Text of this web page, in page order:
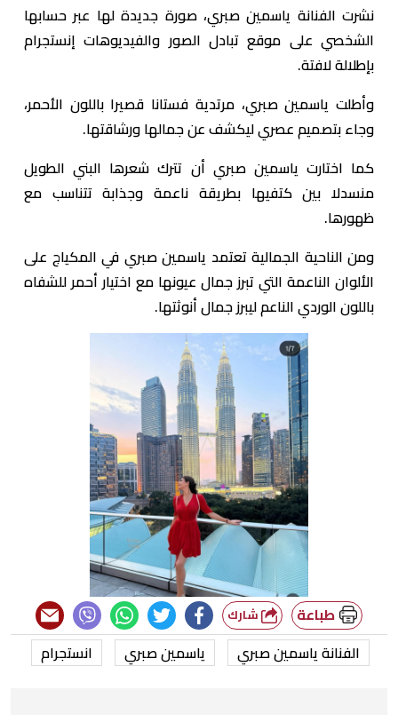
نشرت الفنانة ياسمين صبري، صورة جديدة لها عبر حسابها
الشخصي على موقع تبادل الصور والفيديوهات إنستجرام
بإطلالة لافتة.
وأطلت ياسمين صبري، مرتدية فستانا قصيرا باللون الأحمر،
وجاء بتصميم عصري ليكشف عن جمالها ورشاقتها.
كما اختارت ياسمين صبري أن تترك شعرها البني الطويل
منسدلا بين كتفيها بطريقة ناعمة وجذابة تتناسب مع
ظهورها.
ومن الناحية الجمالية تعتمد ياسمين صبري في المكياج على
الألوان الناعمة التي تبرز جمال عيونها مع اختيار أحمر للشفاه
باللون الوردي الناعم ليبرز جمال أنوثتها.
طباعة
الفنانة ياسمين صبري ياسمين صبري انستجرام